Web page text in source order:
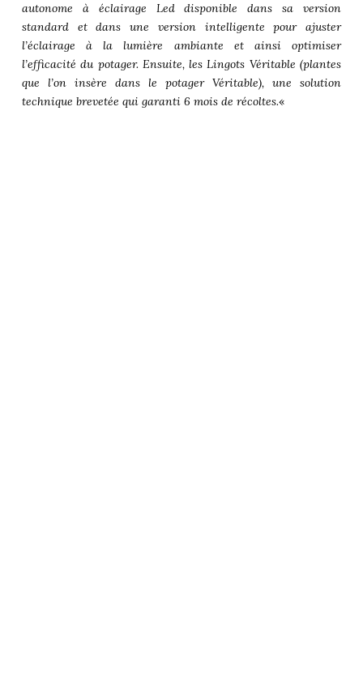
autonome à éclairage Led disponible dans sa version
standard et dans une version intelligente pour ajuster
l’éclairage à la lumière ambiante et ainsi optimiser
l’efficacité du potager. Ensuite, les Lingots Véritable (plantes
que l’on insère dans le potager Véritable), une solution
technique brevetée qui garanti 6 mois de récoltes.«